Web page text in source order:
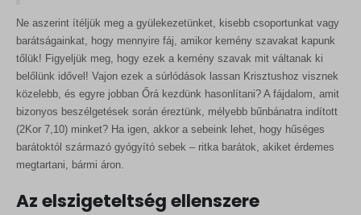
Ne aszerint ítéljük meg a gyülekezetünket, kisebb csoportunkat vagy
barátságainkat, hogy mennyire fáj, amikor kemény szavakat kapunk
tőlük! Figyeljük meg, hogy ezek a kemény szavak mit váltanak ki
belőlünk idővel! Vajon ezek a súrlódások lassan Krisztushoz visznek
közelebb, és egyre jobban Őrá kezdünk hasonlítani? A fájdalom, amit
bizonyos beszélgetések során éreztünk, mélyebb bűnbánatra indított
(2Kor 7,10) minket? Ha igen, akkor a sebeink lehet, hogy hűséges
barátoktól származó gyógyító sebek – ritka barátok, akiket érdemes
megtartani, bármi áron.
Az elszigeteltség ellenszere
wordpress_test_cookie
wp_lang
wp_woocommerce_session_*
wp-settings-*
wp-settings-time-*
sbjs_current_add
sbjs_first
sbjs_first_add
sbjs_migrations
sbjs_session
sbjs_udata
tk_ai
MicrosoftApplicationsTelemetryDeviceId
MicrosoftApplicationsTelemetryFirstLaunchTime
redux_*
ssm_au_c
wp-*